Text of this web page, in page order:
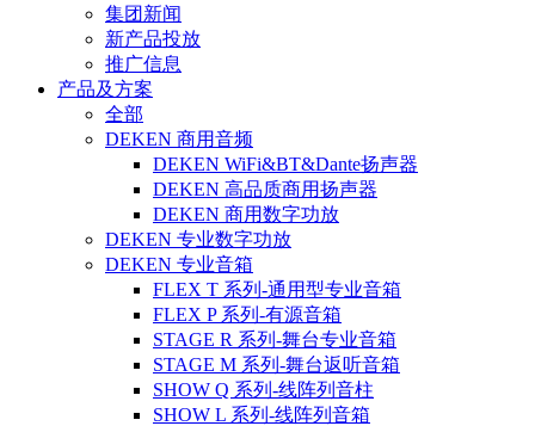
集团新闻
新产品投放
推广信息
产品及方案
全部
DEKEN 商用音频
DEKEN WiFi&BT&Dante扬声器
DEKEN 高品质商用扬声器
DEKEN 商用数字功放
DEKEN 专业数字功放
DEKEN 专业音箱
FLEX T 系列-通用型专业音箱
FLEX P 系列-有源音箱
STAGE R 系列-舞台专业音箱
STAGE M 系列-舞台返听音箱
SHOW Q 系列-线阵列音柱
SHOW L 系列-线阵列音箱